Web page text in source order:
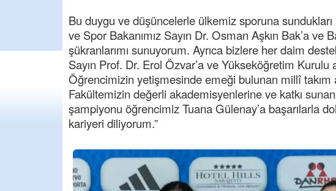
Bu duygu ve düşüncelerle ülkemiz sporuna sundukları
ve Spor Bakanımız Sayın Dr. Osman Aşkın Bak’a ve
şükranlarımı sunuyorum. Ayrıca bizlere her daim
Sayın Prof. Dr. Erol Özvar’a ve Yükseköğretim
Öğrencimizin yetişmesinde emeği bulunan millî
Fakültemizin değerli akademisyenlerine ve katkı
şampiyonu öğrencimiz Tuana Gülenay’a başarılarla
kariyeri diliyorum.”